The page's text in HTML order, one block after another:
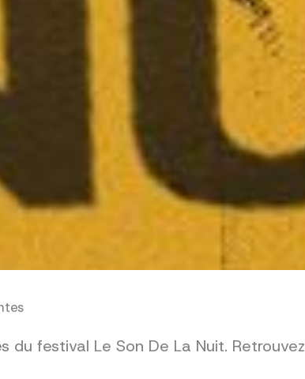
festival Le Son De La Nuit.